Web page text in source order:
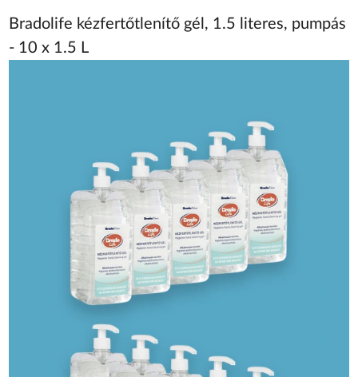
Bradolife kézfertőtlenítő gél, 1.5 literes, pumpás
- 10 x 1.5 L